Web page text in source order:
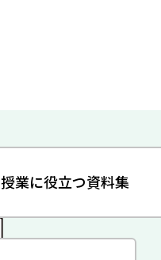
授業に役立つ資料集